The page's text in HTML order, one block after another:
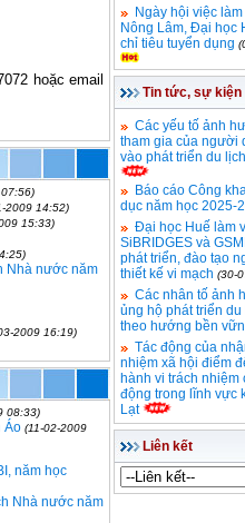
hoặc email
2009 14:52)
15:33)
Nhà nước năm
2009 16:19)
08:33)
Áo (11-02-2009
năm học
Nhà nước năm
Ngày hội việc
Nông Lâm, Đại học
chỉ tiêu tuyển dụng
Tin tức, sự kiện
Các yếu tố ảnh
tham gia của người
vào phát triển du
Báo cáo Công
dục năm học 2025-
Đại học Huế làm
SiBRIDGES và
phát triển, đào tạo
thiết kế vi mạch (30-
Các nhân tố ảnh
ủng hộ phát triển
theo hướng bền
Tác động của
nhiệm xã hội điểm
hành vi trách
động trong lĩnh vực
Lạt
Liên kết